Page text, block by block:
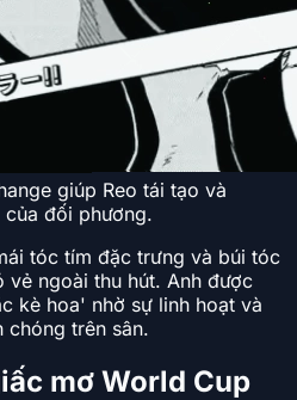
giúp Reo tái tạo và
đối phương.
tóc tím đặc trưng và búi tóc
vẻ ngoài thu hút. Anh được
kè hoa' nhờ sự linh hoạt và
chóng trên sân.
mơ World Cup